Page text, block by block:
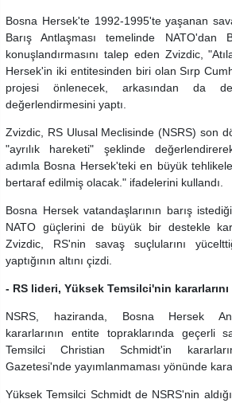
Bosna Hersek'te 1992-1995'te yaşanan
Barış Antlaşması temelinde NATO'dan
konuşlandırmasını talep eden Zvizdic,
Hersek'in iki entitesinden biri olan Sırp
projesi önlenecek, arkasından da
değerlendirmesini yaptı.
Zvizdic, RS Ulusal Meclisinde (NSRS) son
"ayrılık hareketi" şeklinde
adımla Bosna Hersek'teki en büyük
bertaraf edilmiş olacak." ifadelerini kullandı.
Bosna Hersek vatandaşlarının barış
NATO güçlerini de büyük bir destekle
Zvizdic, RS'nin savaş suçlularını
yaptığının altını çizdi.
- RS lideri, Yüksek Temsilci'nin kararlarını
NSRS, haziranda, Bosna Hersek
kararlarının entite topraklarında geçerli
Temsilci Christian Schmidt'in
Gazetesi'nde yayımlanmaması yönünde karar
Yüksek Temsilci Schmidt de NSRS'nin